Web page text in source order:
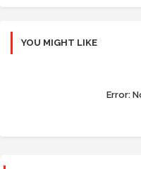
YOU MIGHT LIKE
Error: